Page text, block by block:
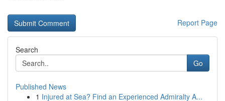
Report Page
Search
Go
Published News
1 Injured at Sea? Find an Experienced Admiralty A...